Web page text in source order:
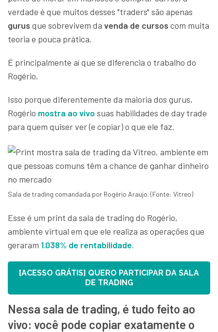
verdade é que muitos desses "traders" são apenas
gurus que sobrevivem da venda de cursos com muita
teoria e pouca prática.
É principalmente aí que se diferencia o trabalho do
Rogério.
Isso porque diferentemente da maioria dos gurus,
Rogério mostra ao vivo suas habilidades de day trade
para quem quiser ver (e copiar) o que ele faz.
Sala de trading comandada por Rogério Araujo. (Fonte: Vitreo)
Esse é um print da sala de trading do Rogério,
ambiente virtual em que ele realiza as operações que
geraram 1.038% de rentabilidade.
[ACESSO GRÁTIS] QUERO PARTICIPAR DA SALA
DE TRADING
Nessa sala de trading, é tudo feito ao
vivo: você pode copiar exatamente o